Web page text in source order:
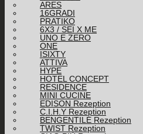
ARES
16GRADI
PRATIKO
6X3 / SEI X ME
UNO E ZERO
ONE
ISIXTY
ATTIVA
HYPE
HOTEL CONCEPT
RESIDENCE
MINI CUCINE
EDISON Rezeption
C.I.H.Y Rezeption
BENGENTILE Rezeption
TWIST Rezeption